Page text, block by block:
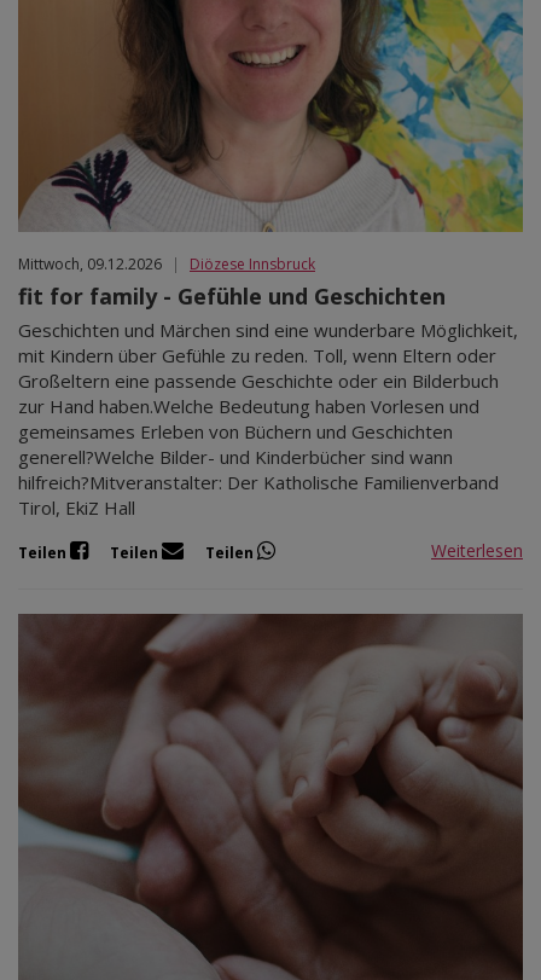
Mittwoch, 09.12.2026 | Diözese Innsbruck
fit for family - Gefühle und Geschichten
Geschichten und Märchen sind eine wunderbare Möglichkeit,
mit Kindern über Gefühle zu reden. Toll, wenn Eltern oder
Großeltern eine passende Geschichte oder ein Bilderbuch
zur Hand haben.Welche Bedeutung haben Vorlesen und
gemeinsames Erleben von Büchern und Geschichten
generell?Welche Bilder- und Kinderbücher sind wann
hilfreich?Mitveranstalter: Der Katholische Familienverband
Tirol, EkiZ Hall
Teilen Teilen Teilen Weiterlesen